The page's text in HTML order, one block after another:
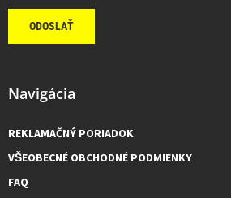
ODOSLAŤ
Navigácia
REKLAMAČNÝ PORIADOK
VŠEOBECNÉ OBCHODNÉ PODMIENKY
FAQ